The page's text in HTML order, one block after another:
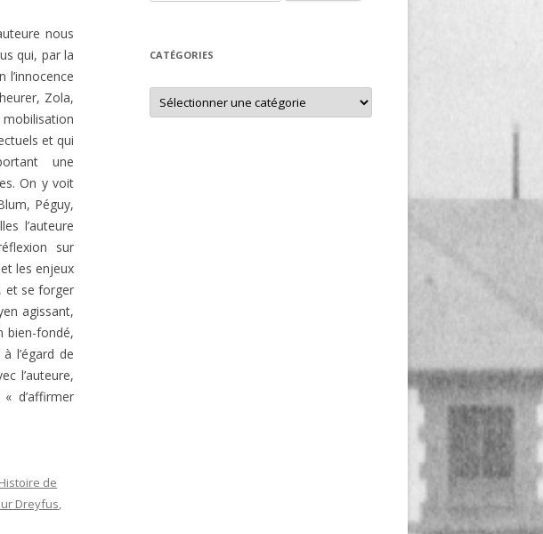
2021
2024
2025
nous
qui, par la
Zola,
mobilisation
et qui
une
On y voit
Péguy,
l’auteure
sur
les enjeux
et se forger
agissant,
bien-fondé,
l’égard de
l’auteure,
d’affirmer
Histoire de
Dreyfus,
CATÉGORIES
Catégories